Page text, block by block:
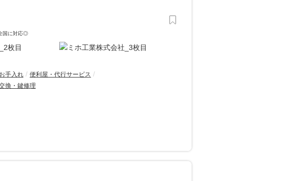
国に対応◎
手入れ
便利屋・代行サービス
換・鍵修理